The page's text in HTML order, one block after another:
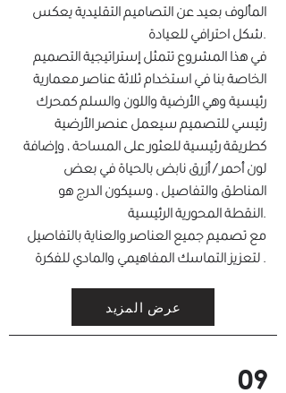
المألوف بعيد عن التصاميم التقليدية يعكس
شكل احترافي للعيادة.
الخاصة بنا في استخدام ثلاثة عناصر معمارية
رئيسية وهي الأرضية واللون والسلم كمحرك
رئيسي للتصميم سيعمل عنصر الأرضية
كطريقة رئيسية للعثور على المساحة ، وإضافة
لون أحمر / أزرق نابض بالحياة في بعض
المناطق والتفاصيل ، وسيكون الدرج هو
النقطة المحورية الرئيسية.
لتعزيز التماسك المفاهيمي والمادي للفكرة .
عرض المزيد
09